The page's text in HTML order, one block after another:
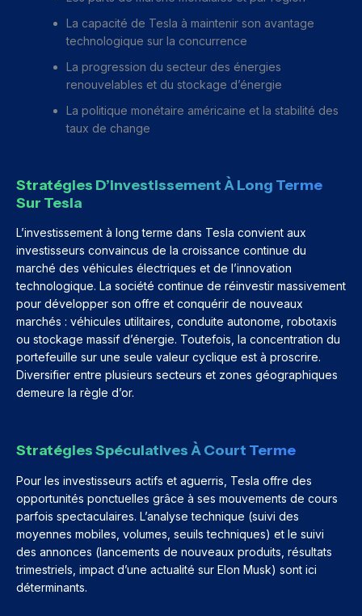
La capacité de Tesla à maintenir son avantage
technologique sur la concurrence
La progression du secteur des énergies
renouvelables et du stockage d’énergie
La politique monétaire américaine et la stabilité des
taux de change
Stratégies D’investissement À Long Terme
Sur Tesla
L’investissement à long terme dans Tesla convient aux
investisseurs convaincus de la croissance continue du
marché des véhicules électriques et de l’innovation
technologique. La société continue de réinvestir massivement
pour développer son offre et conquérir de nouveaux
marchés : véhicules utilitaires, conduite autonome, robotaxis
ou stockage massif d’énergie. Toutefois, la concentration du
portefeuille sur une seule valeur cyclique est à proscrire.
Diversifier entre plusieurs secteurs et zones géographiques
demeure la règle d’or.
Stratégies Spéculatives À Court Terme
Pour les investisseurs actifs et aguerris, Tesla offre des
opportunités ponctuelles grâce à ses mouvements de cours
parfois spectaculaires. L’analyse technique (suivi des
moyennes mobiles, volumes, seuils techniques) et le suivi
des annonces (lancements de nouveaux produits, résultats
trimestriels, impact d’une actualité sur Elon Musk) sont ici
déterminants.